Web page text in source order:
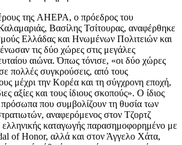
της AHEPA, ο πρόεδρος του
Βασίλης Τσίτουρας, αναφέρθηκε
Ελλάδας και Ηνωμένων Πολιτειών και
ένωσαν τις δύο χώρες στις μεγάλες
αιώνα. Όπως τόνισε, «οι δύο χώρες
πολλές συγκρούσεις, από τους
μέχρι την Κορέα και τη σύγχρονη εποχή,
αξίες και τους ίδιους σκοπούς». Ο ίδιος
πρόσωπα που συμβολίζουν τη θυσία των
αναφερόμενος στον Τζορτζ
ελληνικής καταγωγής παρασημοφορημένο με
of Honor, αλλά και στον Άγγελο Χάτα,